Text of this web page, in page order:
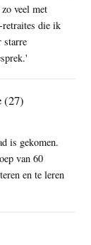
veel met
retraites die ik
starre
(27)
is gekomen.
van 60
en te leren